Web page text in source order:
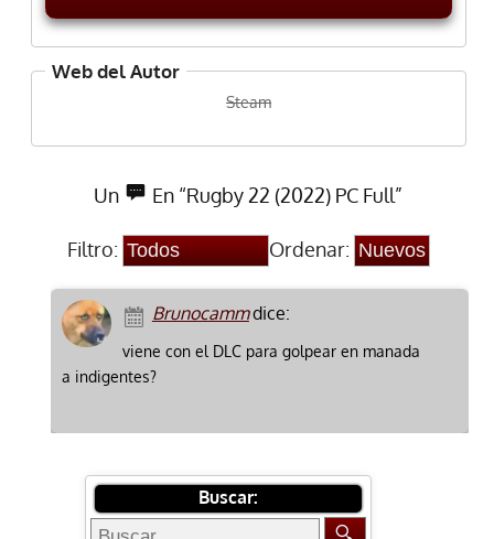
Web del Autor
Steam
Un En “Rugby 22 (2022) PC Full”
Filtro: Ordenar:
Brunocammdice:
viene con el DLC para golpear en manada
a indigentes?
Buscar: